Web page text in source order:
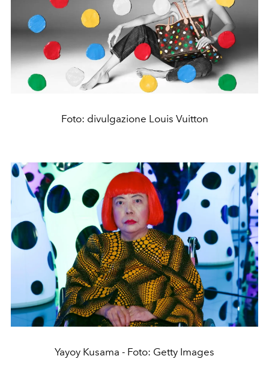
Foto: divulgazione Louis Vuitton
Yayoy Kusama - Foto: Getty Images